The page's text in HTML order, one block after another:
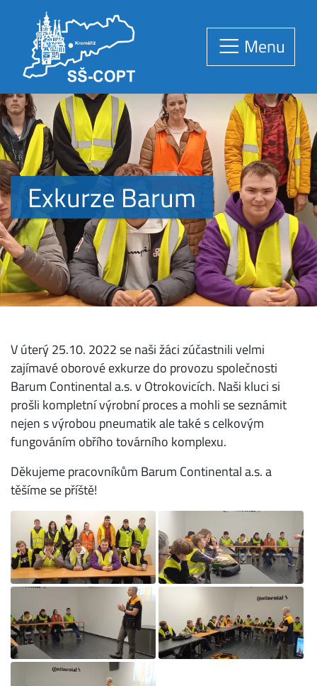
Menu
Exkurze Barum
V úterý 25.10. 2022 se naši žáci zúčastnili velmi
zajímavé oborové exkurze do provozu společnosti
Barum Continental a.s. v Otrokovicích. Naši kluci si
prošli kompletní výrobní proces a mohli se seznámit
nejen s výrobou pneumatik ale také s celkovým
fungováním obřího továrního komplexu.
Děkujeme pracovníkům Barum Continental a.s. a
těšíme se příště!